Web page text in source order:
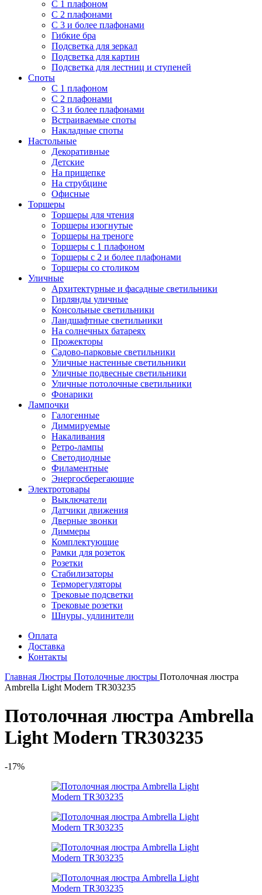
С 1 плафоном
С 2 плафонами
С 3 и более плафонами
Гибкие бра
Подсветка для зеркал
Подсветка для картин
Подсветка для лестниц и ступеней
Споты
С 1 плафоном
С 2 плафонами
С 3 и более плафонами
Встраиваемые споты
Накладные споты
Настольные
Декоративные
Детские
На прищепке
На струбцине
Офисные
Торшеры
Торшеры для чтения
Торшеры изогнутые
Торшеры на треноге
Торшеры с 1 плафоном
Торшеры с 2 и более плафонами
Торшеры со столиком
Уличные
Архитектурные и фасадные светильники
Гирлянды уличные
Консольные светильники
Ландшафтные светильники
На солнечных батареях
Прожекторы
Садово-парковые светильники
Уличные настенные светильники
Уличные подвесные светильники
Уличные потолочные светильники
Фонарики
Лампочки
Галогенные
Диммируемые
Накаливания
Ретро-лампы
Светодиодные
Филаментные
Энергосберегающие
Электротовары
Выключатели
Датчики движения
Дверные звонки
Диммеры
Комплектующие
Рамки для розеток
Розетки
Стабилизаторы
Терморегуляторы
Трековые подсветки
Трековые розетки
Шнуры, удлинители
Оплата
Доставка
Контакты
Главная Люстры Потолочные люстры Потолочная люстра
Ambrella Light Modern TR303235
Потолочная люстра Ambrella
Light Modern TR303235
-17%